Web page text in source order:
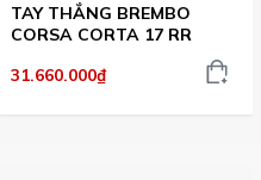
TAY THẮNG BREMBO
CORSA CORTA 17 RR
31.660.000₫